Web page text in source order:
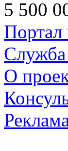
5 500
Портал
О